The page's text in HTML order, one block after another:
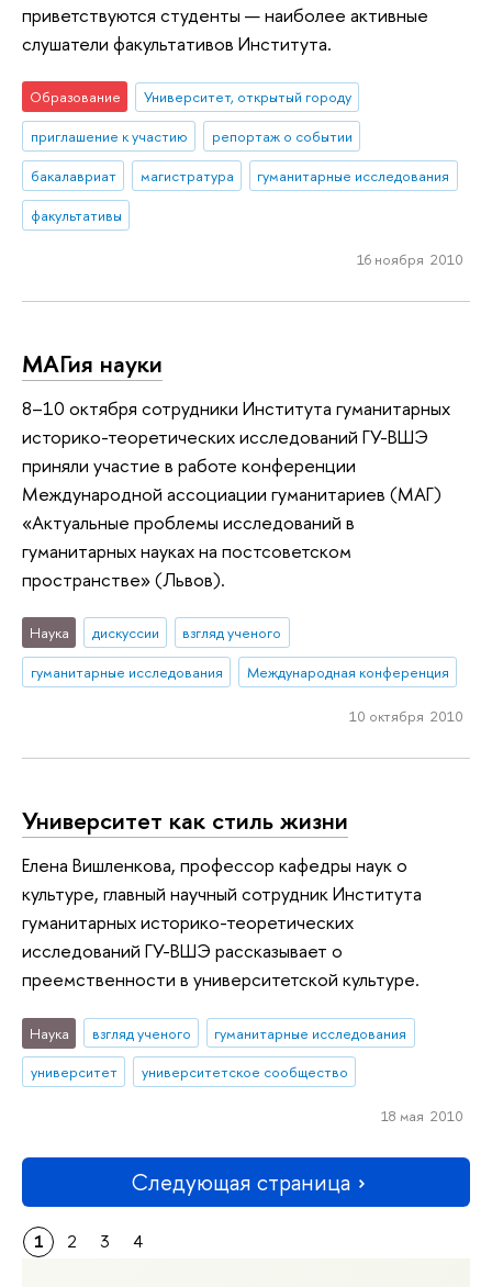
приветствуются студенты — наиболее активные
слушатели факультативов Института.
Образование
Университет, открытый городу
приглашение к участию
репортаж о событии
бакалавриат
магистратура
гуманитарные исследования
факультативы
16 ноября 2010
МАГия науки
8–10 октября сотрудники Института гуманитарных
историко-теоретических исследований ГУ-ВШЭ
приняли участие в работе конференции
Международной ассоциации гуманитариев (МАГ)
«Актуальные проблемы исследований в
гуманитарных науках на постсоветском
пространстве» (Львов).
Наука дискуссии
взгляд ученого
гуманитарные исследования
Международная конференция
10 октября 2010
Университет как стиль жизни
Елена Вишленкова, профессор кафедры наук о
культуре, главный научный сотрудник Института
гуманитарных историко-теоретических
исследований ГУ-ВШЭ рассказывает о
преемственности в университетской культуре.
Наука взгляд ученого
гуманитарные исследования
университет
университетское сообщество
18 мая 2010
Следующая страница
1 2 3 4